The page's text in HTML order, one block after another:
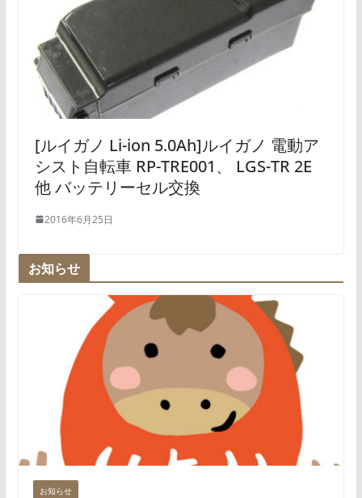
[ルイガノ Li-ion 5.0Ah]ルイガノ 電動ア
シスト自転車 RP-TRE001、 LGS-TR 2E
他 バッテリーセル交換
2016年6月25日
お知らせ
お知らせ